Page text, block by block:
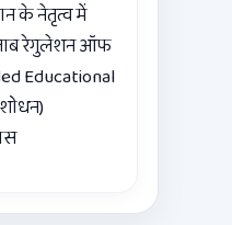
के नेतृत्व में
रेगुलेशन ऑफ
Educational